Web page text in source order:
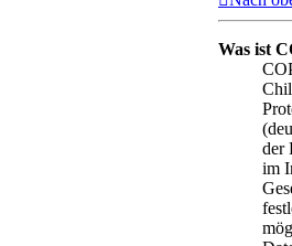
Was ist
der
im